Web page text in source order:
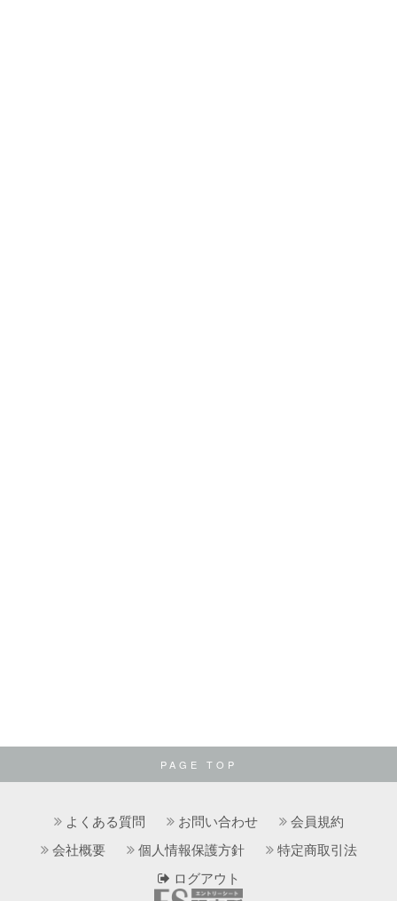
PAGE TOP
よくある質問 お問い合わせ
会員規約
会社概要
個人情報保護方針
特定商取引法
ログアウト